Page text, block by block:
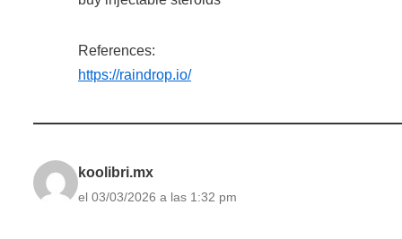
References:
https://raindrop.io/
koolibri.mx
el 03/03/2026 a las 1:32 pm